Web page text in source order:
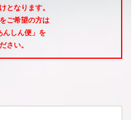
となります。
ご希望の方は
しん便」 を
さい。